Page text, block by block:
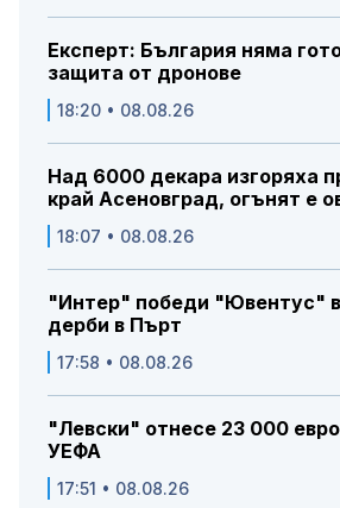
Експерт: България няма
защита от дронове
18:20 • 08.08.26
Над 6000 декара изгоряха
край Асеновград, огънят е
18:07 • 08.08.26
"Интер" победи "Ювентус"
дерби в Пърт
17:58 • 08.08.26
"Левски" отнесе 23 000
УЕФА
17:51 • 08.08.26